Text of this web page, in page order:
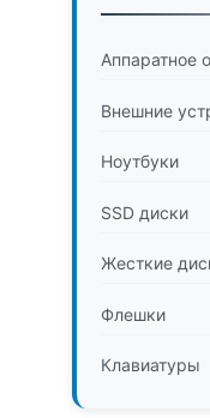
Аппаратное
Внешние
Ноутбуки
SSD диски
Жесткие
Флешки
Клавиатуры